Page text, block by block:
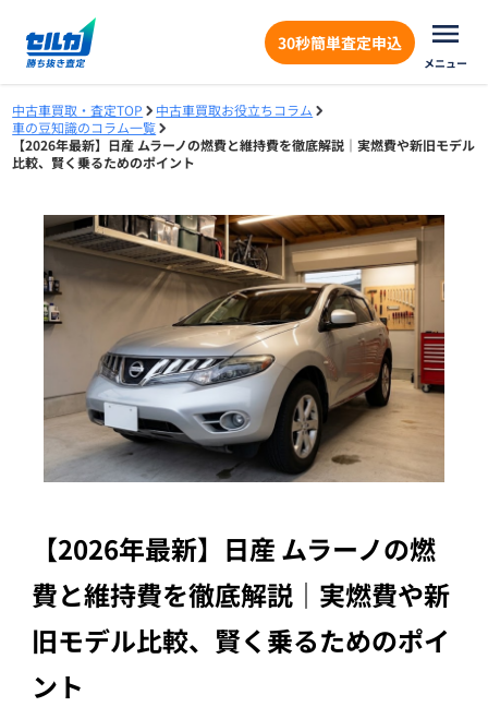
30秒簡単査定申込
メニュー
中古車買取・査定TOP
中古車買取お役立ちコラム
車の豆知識のコラム一覧
【2026年最新】日産 ムラーノの燃費と維持費を徹底解説｜実燃費や新旧モデル
比較、賢く乗るためのポイント
【2026年最新】日産 ムラーノの燃
費と維持費を徹底解説｜実燃費や新
旧モデル比較、賢く乗るためのポイ
ント